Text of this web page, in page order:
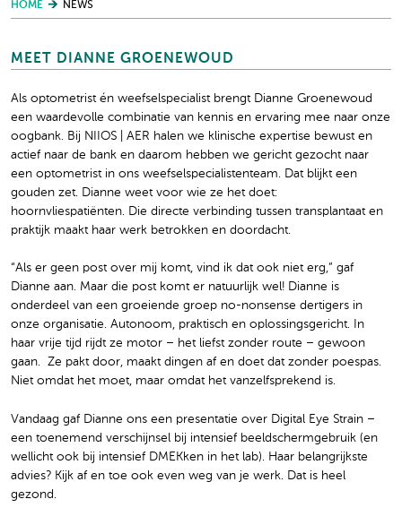
HOME NEWS
MEET DIANNE GROENEWOUD
Als optometrist én weefselspecialist brengt Dianne Groenewoud
een waardevolle combinatie van kennis en ervaring mee naar onze
oogbank. Bij NIIOS | AER halen we klinische expertise bewust en
actief naar de bank en daarom hebben we gericht gezocht naar
een optometrist in ons weefselspecialistenteam. Dat blijkt een
gouden zet. Dianne weet voor wie ze het doet:
hoornvliespatiënten. Die directe verbinding tussen transplantaat en
praktijk maakt haar werk betrokken en doordacht.
“Als er geen post over mij komt, vind ik dat ook niet erg,” gaf
Dianne aan. Maar die post komt er natuurlijk wel! Dianne is
onderdeel van een groeiende groep no-nonsense dertigers in
onze organisatie. Autonoom, praktisch en oplossingsgericht. In
haar vrije tijd rijdt ze motor – het liefst zonder route – gewoon
gaan. ️ Ze pakt door, maakt dingen af en doet dat zonder poespas.
Niet omdat het moet, maar omdat het vanzelfsprekend is.
Vandaag gaf Dianne ons een presentatie over Digital Eye Strain –
een toenemend verschijnsel bij intensief beeldschermgebruik (en
wellicht ook bij intensief DMEKken in het lab). Haar belangrijkste
advies? Kijk af en toe ook even weg van je werk. Dat is heel
gezond.